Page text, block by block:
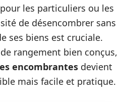
pour les particuliers ou les
de désencombrer sans
ses biens est cruciale.
rangement bien conçus,
encombrantes devient
mais facile et pratique.